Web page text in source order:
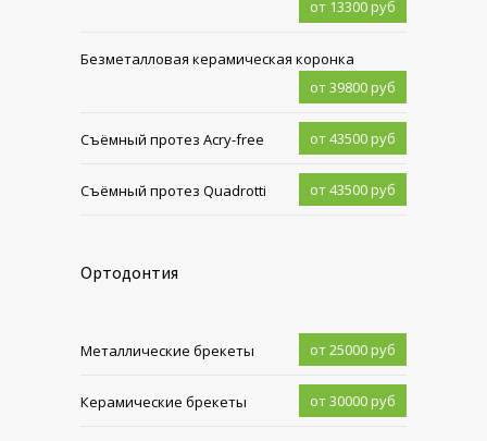
от 13300 руб
Безметалловая керамическая коронка
от 39800 руб
Съёмный протез Acry-free от 43500 руб
Съёмный протез Quadrotti от 43500 руб
Ортодонтия
Металлические брекеты от 25000 руб
Керамические брекеты от 30000 руб